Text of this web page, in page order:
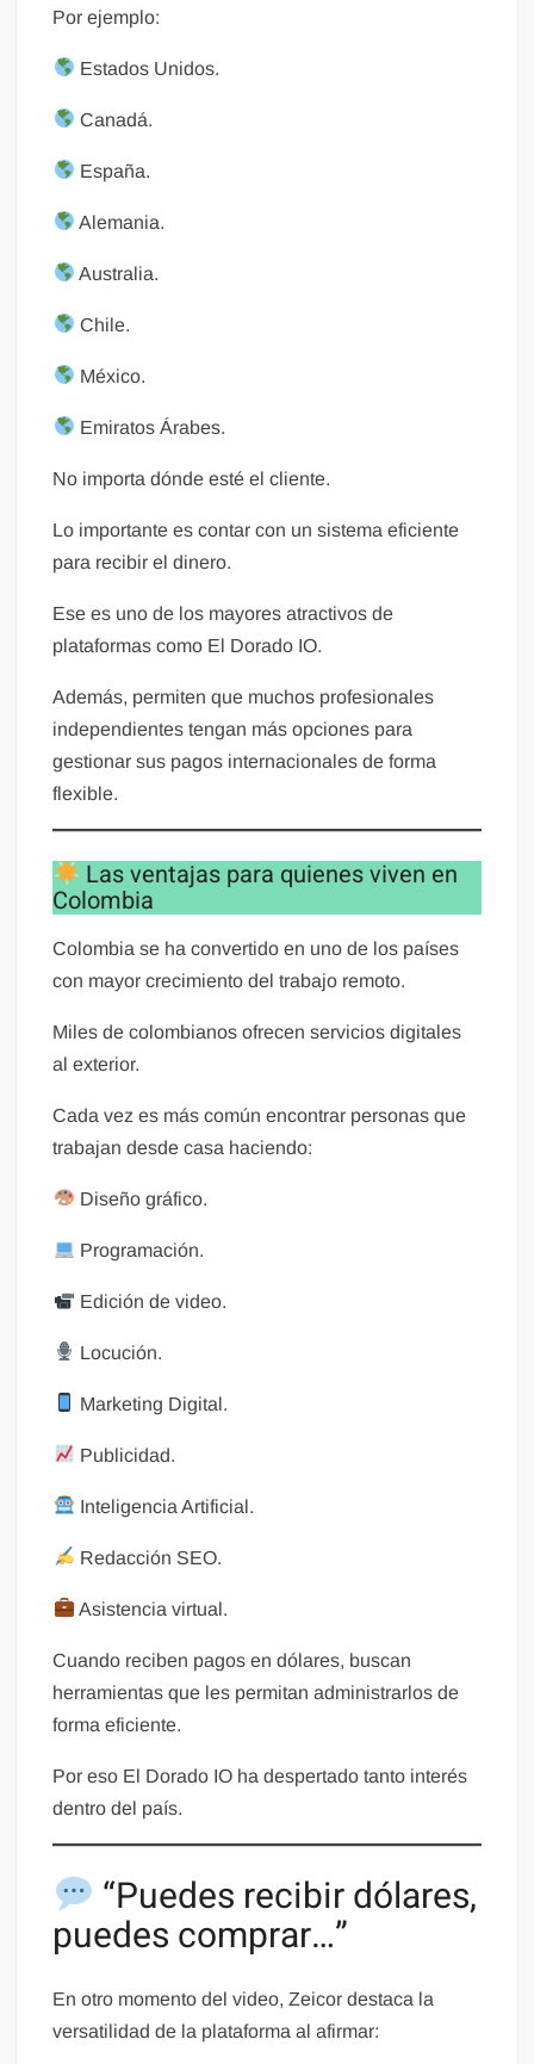
Por ejemplo:
Estados Unidos.
Canadá.
España.
Alemania.
Australia.
Chile.
México.
Emiratos Árabes.
No importa dónde esté el cliente.
Lo importante es contar con un sistema eficiente
para recibir el dinero.
Ese es uno de los mayores atractivos de
plataformas como El Dorado IO.
Además, permiten que muchos profesionales
independientes tengan más opciones para
gestionar sus pagos internacionales de forma
flexible.
Las ventajas para quienes viven en
Colombia
Colombia se ha convertido en uno de los países
con mayor crecimiento del trabajo remoto.
Miles de colombianos ofrecen servicios digitales
al exterior.
Cada vez es más común encontrar personas que
trabajan desde casa haciendo:
Diseño gráfico.
Programación.
Edición de video.
Locución.
Marketing Digital.
Publicidad.
Inteligencia Artificial.
Redacción SEO.
Asistencia virtual.
Cuando reciben pagos en dólares, buscan
herramientas que les permitan administrarlos de
forma eficiente.
Por eso El Dorado IO ha despertado tanto interés
dentro del país.
“Puedes recibir dólares,
puedes comprar…”
En otro momento del video, Zeicor destaca la
versatilidad de la plataforma al afirmar: